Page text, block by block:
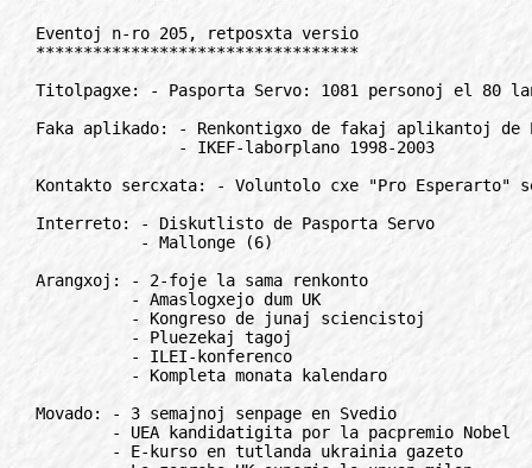
Eventoj n-ro 205, retposxta versio
**********************************

Titolpagxe: - Pasporta Servo: 1081 personoj el 80 landoj

Faka aplikado: - Renkontigxo de fakaj aplikantoj de Esperanto
               - IKEF-laborplano 1998-2003

Kontakto sercxata: - Voluntolo cxe "Pro Esperarto" sercxata!

Interreto: - Diskutlisto de Pasporta Servo
           - Mallonge (6)

Arangxoj: - 2-foje la sama renkonto
          - Amaslogxejo dum UK
          - Kongreso de junaj sciencistoj
          - Pluezekaj tagoj
          - ILEI-konferenco
          - Kompleta monata kalendaro

Movado: - 3 semajnoj senpage en Svedio
        - UEA kandidatigita por la pacpremio Nobel
        - E-kurso en tutlanda ukrainia gazeto
        - La zagreba UK superis la unuan milon
        - Per helpo pli da sukceso
        - UEA elektis komisionon por Balkano
        - Werner Bormann en la malferma tago
        - Mortis la gastejo Edmund Privat
        - Esperanto-junularo en Nepalo
        - Esperantisto en pinta civil-organizajxo
        - Amerika agado
        - Mezperspektiva plano de UEA

Reagoj: - Labortendaro ne okazos
        - Erara peranto

Intruado, IELI: - Esperanto por la angla

Konkursoj: - Literatura konkurso "EKRA-2001"

Radio: - Esperanto-redakcio ricevis la plej multan

Libroj: - Alvoko al E-verkistoj

Rubrikoj: - Mallonge (11), anoncetoj (6), korespondi deziras (4)

"Eventa ludkvizo"

Interese: - Retlista sxercumado

***************************************************************************

TITOLPAGxE
//////////

Pasporta Servo: 1161 personoj el 80 landoj
==========================================

La cxi jara adresaro de la plej fama servo de TEJO, Pasporta Servo, nombras
1161 gastigantojn 80 landoj. En 2000 la reto de gastigantoj konsistis el
1075 adresoj en 76 landoj. En du jaroj la reto kreskis preskaux je unu
kvarono, cxar en 1999 gxi ampleksis 945 adresojn.

Francio okupis la unuan lokon kun 103 gastigantoj kaj Germanio la duan kun
94. Rusio, kie en 2000 estis plej multe da adresoj, havas 87 gastigantojn.
Aliaj landoj kun multaj adresoj por vojagxantaj esperantistoj estas
Pollando (63), Britio (52), Usono (49), Ukrainio (48), Brazilo (46),
Japanio (41), Nederlando (36), Hungario (35), kaj Bulgario kaj Irano (po
34).

En la bele presita 198-pagxa posxlibro trovigxas, krom la adresoj kaj aliaj
informoj pri la gastigantoj, ankaux mapoj kun indikoj pri cxiuj lokoj kun
gastigantoj, tiel ke eblas facile plani sian vojagxon. Enestas ankaux
reguloj kaj konsiloj pri la uzo de la servo kaj aliaj utilaj adresoj.

Esperantistoj, kiuj membras en la Pasporta Servo, rajtas senpage tranokti
cxe la gastigantoj. Membro de Pasporta Servo estas cxiu kiu posedas la
adresaron. Gastigantoj ricevas la libron senpage, aliaj povas acxeti gxin.

La ideon pri Pasporta Servo, tiam sub la nomo Programo Pasporto, prezentis
argentinano Ruben Feldman Gonzalez en 1966. La unua adresaro laux la nuna
sistemo, kun 40 gastigantoj, aperis en 1974 sub la gvido de Jeanne-Marie
Cash el Francio. Ambaux pioniroj trovigxas inter la gastigantoj ankaux en
la plej nova eldono. La nuna administranto de la servo estas Derk Ederveen
el Nederlando.

La adresaro estas acxetebla cxe la libroservo de UEA. La prezo estas 10,80
euxroj plus afranko (plus imposto de 6% en EU). Ekde 3 ekz. oni ricevas
trionan rabaton.

CO de UEA

***************************************************************************

FAKA APLIKADO
/////////////

Renkontigxo de fakaj aplikantoj de Esperanto
============================================

Inter 10-12. 11. 2000. okazis en Prago kolokvo "Aplikoj de Esperanto en
Scienco kaj Tekniko" kiun arangxis Cxeha Esperanto-Asocio kiel sian
kontribuon al Kampanjo 2000 sub auxspicioj de UEA. Gxin partoprenis entute
41 personoj el 11 landoj.

Traktado okazis en tri sinsekvaj sekcioj, nome "Ekonomio sojle al la tria
jarmilo" (7 kontribuoj), "Terminologiaj problemoj de fakaj aplikoj de
Esperanto" (10 kontribuoj) kaj "Scienco kaj tekniko Gxenerale" (4
kontribuoj).

Cxe "ronda tablo" la partoprenantoj diskutis estonton de KAEST kaj estis
fiksita la venonta dato post du jaroj en tradicia tempo, inter 08-10. 11.
2002. Kiel temo de la unua sekcio estis difinita "Elektronikaj rimedoj",
dum la temoj de la dua kaj tria sekcioj restos tradiciaj.

Estis ankaux rekomendite, ke la tradicia arangxo sxangxu sian nomon al
"Konferenco" anstataux "kolokvo", kion la lokaj organizantoj surloke
akceptis.

***************************************************************************

IKEF-Laborplano 1998-2003
=========================

En la gxenerala kunveno de IKEF en 1998 en Montpeliero oni akceptis la
Laborplanon 1998-2000, kiun ni estis ellaborintaj kadre de la UEA-kampanjo
2000 por internacia lingva ordo. Tiu laborplano enhavas diversajn
celtrafajn agadojn (celtrafe en la senco de nia lauxstatuta celo "akceptigi
/ enkonduki Esperanton sur la kampoj komerco, ekonomio kaj ekonomiko"). La
estraro tiam elektis specife cxi tiujn agadojn, cxar ili havas realisman
sxancon por realigo.

Tamen, kiel cxiu de vi povas konstati, multaj el la agaderoj estas ne aux
nur parte realigitaj gxis fine de la jaro 2000. Multo el tio devas ankoraux
esti farata. Konsciante tion, la cxi jara gxenerala kunveno la 28-an de
julio 2000 en Tel-Avivo decidis senmodife plivalidigi tiun laborplanon je
tri jaroj, do gxis fino de 2003. Temas nun pri "Laborplano 1998-2003"!

***************************************************************************

KONTAKTO SERCxATA
/////////////////

Volontulu cxe Pro Esperarto sercxata!
=====================================

Cxe "Pro Esperarto" eblas volontuli kiel EVS-volontulo se vi estas 18-25
jara, EVS, Euxropa Volontula Servo. Tio signifas ke Euxropa Unio pagas
vojagxmonon kaj posxmonon por almenaux 6 monata volontuleco. Volontuli
povas junuloj el EU-landoj kaj kelkaj aliaj Euxropaj landoj.

Esperantistaj volontuloj speciale sercxataj!

Aliaj, kiuj ne estas 18-25 jaraj, aux logxas en aliaj landoj ol supre
menciitaj, povas ankaux volontuli cxe Pro Esperarto, tamen tiam bezonas mem
pagi vojagxkostojn kaj nenion posxmonon ricevas.

Kun Pro Esperarto kunlaboros ekde majo 2001 privata firmao "Aventuro" kiu
arangxas vagrajdo-ekskursojn kun 7 islandaj cxevaloj. La laboro por
volontulo estas varia; ekzemple en gxardeno, arbaro, en kuirejo, en stalo,
kun bestoj kaj gastoj...

Borje Eriksson
Kylekatu 140, FI-15700 Lahti, Finnio
Rete: esperarto@forigu.dlc.fi

***************************************************************************

INTERRETO
/////////

Diskutlisto de Pasporta Servo
=============================

Estas starigita diskutgrupo pri Pasporta Servo cxe:
http://www.egroups.com/group/PasportaServo . Gxi celas kunigi ne nur
gastigantojn, sed ankaux gastojn kaj interesigxantojn. Kvankam ne jam vaste
anoncata, gxi jam nun enhavas kelkajn membrojn. Estonte, gxi estos la cxefa
reta informkanalo por PS (apud la hejmpagxo). Ankaux ekzistas aparta grupo
por la Landaj Organizantoj.

Aligxi oni povas ankau per simpla malplena retposxta mesagxo al:
PasportaServo-subscribe@forigu.egroups.com

La poste ricevotan (anglalingvan) mesagxon oni devas sensxangxe simple
resendi. Tiu resendo konfirmas, ke vere estas vi, kiu aligxas.

***************************************************************************

Mallonge
========

Anstataux la malnova samnoma listo cxe "tripod.com" estis kreata retlisto
"EspeReto", kiu okupigxas pri E-lingvaj retaj listoj, funkcias kiel
anoncejo de novaj E-retpagxoj, servoj. Aligxo cxe: espereto-
subscribe@forigu.egruops.com
* * *
Esperante parolantaj versioj de la interretaj sercxiloj "Altavista",
"DejaNews", "Google", "HotBot", "Infoseek", "Metacrawler" estas troveblaj
cxe: http://www. geocities.com/kalblando/altavist.htm
* * *
Japana Budhana Ligo Esperantista, JBLE lancxis retpagxojn. La adreso estas:
http://www13.u-page.so-net.ne.jp/wa2/syam-z/budhismo.indekso.html
* * *
Pretigxis la retpagxaro de Esperanto-Nederland. Gxi trovigxas cxe:
http://home. hetnet.nl/exsperanto-nederland.
* * *
En francio 25 studentoj de agrikulturo partoprenis Esperanto-stagxon. Iliaj
unuaj Esperantaj retmesagxoj troveblas cxe:
http://perso.wandoo.fr/esperanto/nature.htm. Oni povas ekkorespondadi kun
ili.
* * *
Aperis renovigita reta versio de la lernolibro rusa-Esperanto. Unikoda
versio legeblas cxe: http://www.esperanto.mv.ru
/Lernolibro/UTF8/index.html. X-a versio cxe:
http://www.esperanto.mv.ru/Lernolibro/RUS/index.html

***************************************************************************

ARANGxOJ
////////

2-foje la sama renkonto
=======================

BARO estas germania Esperanto-renkonto, kiu okazas ecx du foje jare. La
arangxo okazas cxi jare inter inter 17-21. 05. kaj 13-17. 09. 2001. Baro
okazas apud Bad Munder, Germanio en mezo de arbaro en bone ekipataj lignaj
domoj. La programo estas kuirado, babilado, promenado, feriado, ripozo, do
temas pri bona, amikeca kunveno.
Pliaj informoj kaj aligxo eblas cxe:

Conny Tennstaedt
Gerokstrasse 5, DE-47053 Duisburg, Germanio
Rete: conny.tennstaedt@forigu.epost.de

***************************************************************************

Amaslogxejo dum UK
==================

Loka Kongresa Komitato de la 86a Universala Kongreso de Esperanto informas
ke en Zagreb estas je la dispono amaslogxejo kun plurlitaj cxambroj. En
amaslogxejo ne ekzistas ebleco de mangxado. Prezo de la tranoktado por la
tuta kongresa semajno estas 35 EUR. Lokoj limigitaj.
Kontakti eblas:

LKK de la 86-a Universala Kongreso de Esperanto en Zagreb
Kneza Mislava 11, HR-10000 Zagreb, Kroatio
Rete: esperanto@forigu.zg.tel.hr

***************************************************************************

Kongreso de junaj sciencistoj
=============================

La 4-a Kongreso de la Junaj Sciencistoj de Azi-Pacifikaj landoj okazos
inter 09-13. 08. 2001 en Vladivostoko, Rusio surbaze de la Teknika
Universitato. Okazos entute 20 sekcioj, inter kiuj "Esperantologio kaj
interlingvistiko". La laborlingvoj de la kongreso estos rusa, esperanto kaj
angla. Dum